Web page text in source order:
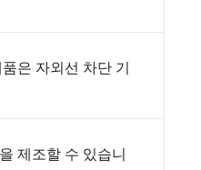
은 자외선 차단 기
제조할 수 있습니